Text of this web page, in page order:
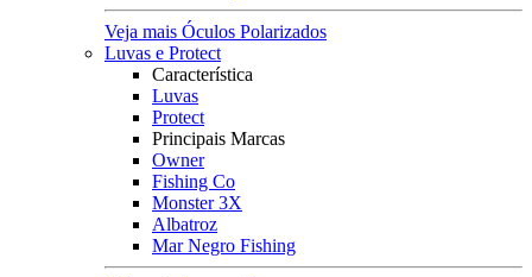
Veja mais Óculos Polarizados
Luvas e Protect
Característica
Luvas
Protect
Principais Marcas
Owner
Fishing Co
Monster 3X
Albatroz
Mar Negro Fishing